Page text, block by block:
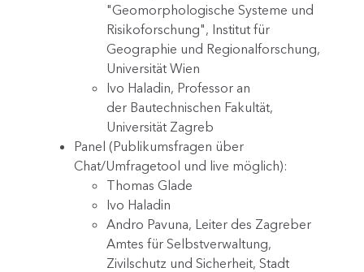
"Geomorphologische Systeme und
Risikoforschung", Institut für
Geographie und Regionalforschung,
Universität Wien
Ivo Haladin, Professor an
der Bautechnischen Fakultät,
Universität Zagreb
Panel (Publikumsfragen über
Chat/Umfragetool und live möglich):
Thomas Glade
Ivo Haladin
Andro Pavuna, Leiter des Zagreber
Amtes für Selbstverwaltung,
Zivilschutz und Sicherheit, Stadt